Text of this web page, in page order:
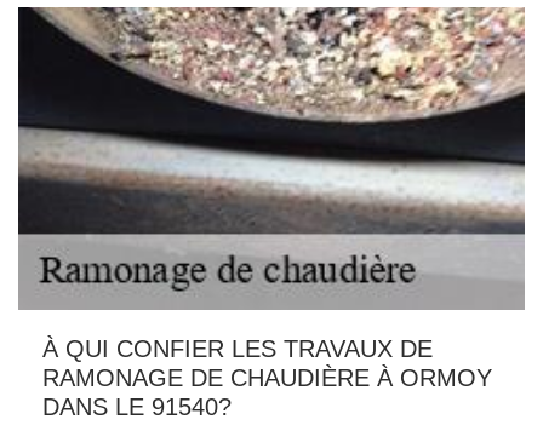
À QUI CONFIER LES TRAVAUX DE
RAMONAGE DE CHAUDIÈRE À ORMOY
DANS LE 91540?